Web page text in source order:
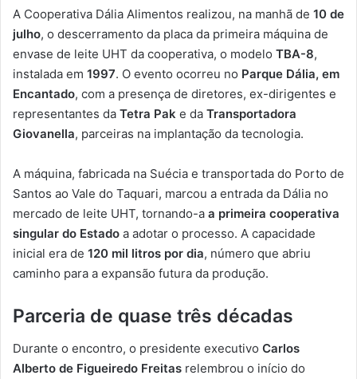
A Cooperativa Dália Alimentos realizou, na manhã de 10 de
julho, o descerramento da placa da primeira máquina de
envase de leite UHT da cooperativa, o modelo TBA-8,
instalada em 1997. O evento ocorreu no Parque Dália, em
Encantado, com a presença de diretores, ex-dirigentes e
representantes da Tetra Pak e da Transportadora
Giovanella, parceiras na implantação da tecnologia.
A máquina, fabricada na Suécia e transportada do Porto de
Santos ao Vale do Taquari, marcou a entrada da Dália no
mercado de leite UHT, tornando-a a primeira cooperativa
singular do Estado a adotar o processo. A capacidade
inicial era de 120 mil litros por dia, número que abriu
caminho para a expansão futura da produção.
Parceria de quase três décadas
Durante o encontro, o presidente executivo Carlos
Alberto de Figueiredo Freitas relembrou o início do